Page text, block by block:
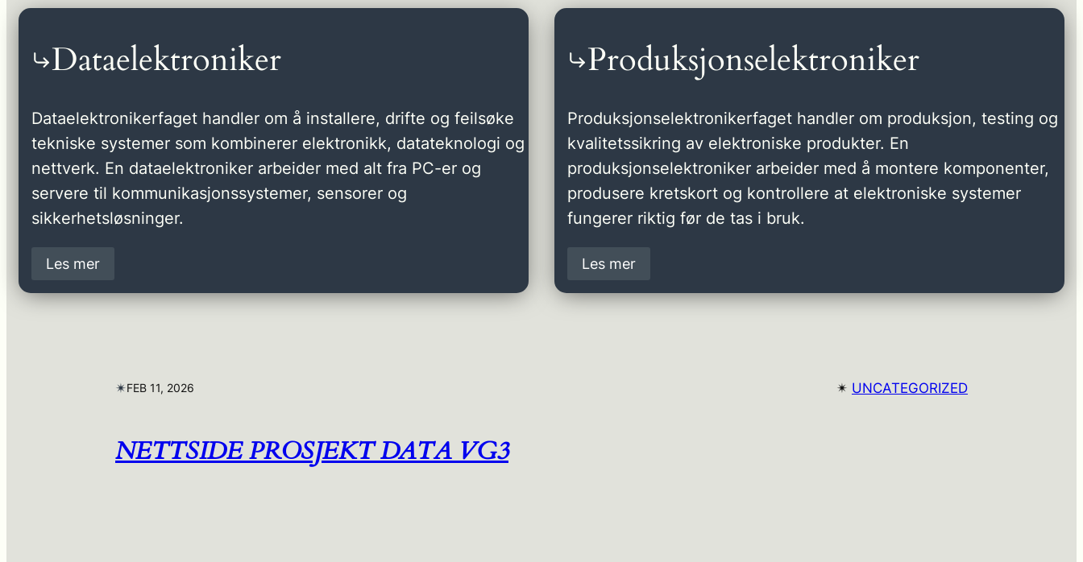
Dataelektroniker
Dataelektronikerfaget handler om å installere, drifte og feilsøke
tekniske systemer som kombinerer elektronikk, datateknologi og
nettverk. En dataelektroniker arbeider med alt fra PC-er og
servere til kommunikasjonssystemer, sensorer og
sikkerhetsløsninger.
Les mer
Produksjonselektroniker
Produksjonselektronikerfaget handler om produksjon, testing og
kvalitetssikring av elektroniske produkter. En
produksjonselektroniker arbeider med å montere komponenter,
produsere kretskort og kontrollere at elektroniske systemer
fungerer riktig før de tas i bruk.
Les mer
✴︎FEB 11, 2026 ✴︎ UNCATEGORIZED
NETTSIDE PROSJEKT DATA VG3